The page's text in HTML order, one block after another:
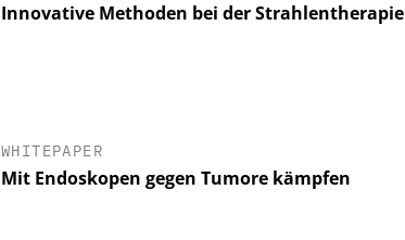
Innovative Methoden bei der Strahlentherapie
WHITEPAPER
Mit Endoskopen gegen Tumore kämpfen